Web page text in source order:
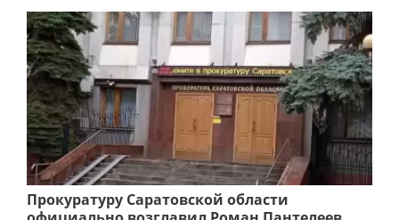
Прокуратуру Саратовской области